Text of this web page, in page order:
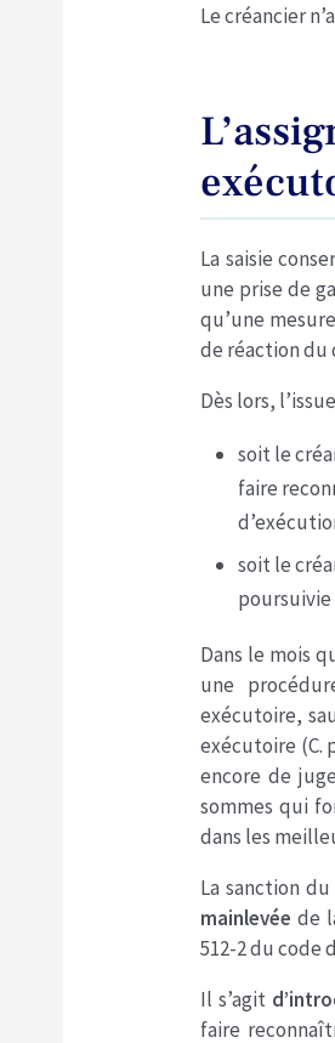
Le créancier
La saisie
une prise de
qu’une
de réaction du
Dès lors,
soit le
faire
soit le
Dans le mois
une
exécutoire,
exécutoire (C.
encore de
sommes qui
dans les
La sanction
mainlevéede
512-2 du code
Il s’agit
faire